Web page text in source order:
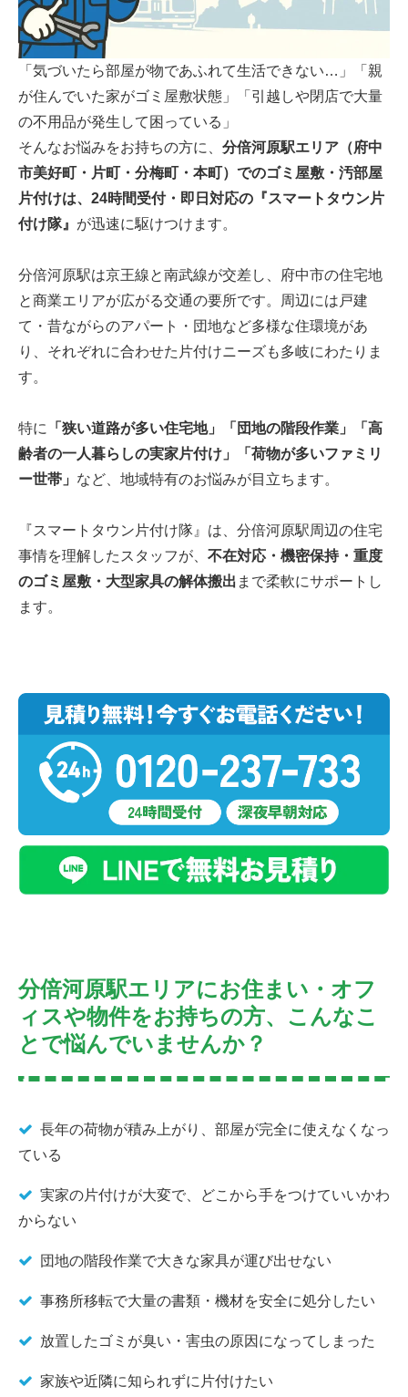
「気づいたら部屋が物であふれて生活できない…」「親
が住んでいた家がゴミ屋敷状態」「引越しや閉店で大量
の不用品が発生して困っている」
そんなお悩みをお持ちの方に、 分倍河原駅エリア（府中
市美好町・片町・分梅町・本町）でのゴミ屋敷・汚部屋
片付けは、24時間受付・即日対応の『スマートタウン片
付け隊』 が迅速に駆けつけます。
分倍河原駅は京王線と南武線が交差し、府中市の住宅地
と商業エリアが広がる交通の要所です。周辺には戸建
て・昔ながらのアパート・団地など多様な住環境があ
り、それぞれに合わせた片付けニーズも多岐にわたりま
す。
特に
「狭い道路が多い住宅地」「団地の階段作業」「高
齢者の一人暮らしの実家片付け」「荷物が多いファミリ
ー世帯」 など、地域特有のお悩みが目立ちます。
『スマートタウン片付け隊』は、分倍河原駅周辺の住宅
事情を理解したスタッフが、 不在対応・機密保持・重度
のゴミ屋敷・大型家具の解体搬出 まで柔軟にサポートし
ます。
分倍河原駅エリアにお住まい・オフ
ィスや物件をお持ちの方、こんなこ
とで悩んでいませんか？
長年の荷物が積み上がり、部屋が完全に使えなくなっ
ている
実家の片付けが大変で、どこから手をつけていいかわ
からない
団地の階段作業で大きな家具が運び出せない
事務所移転で大量の書類・機材を安全に処分したい
放置したゴミが臭い・害虫の原因になってしまった
家族や近隣に知られずに片付けたい